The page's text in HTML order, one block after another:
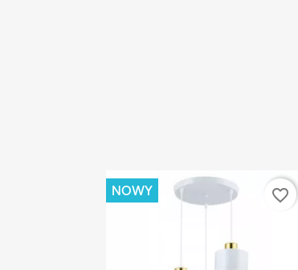
NOWY favorite_border